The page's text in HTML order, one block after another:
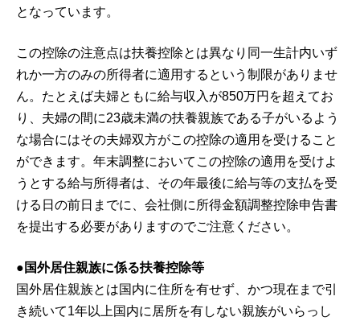
となっています。
この控除の注意点は扶養控除とは異なり同一生計内いず
れか一方のみの所得者に適用するという制限がありませ
ん。たとえば夫婦ともに給与収入が850万円を超えてお
り、夫婦の間に23歳未満の扶養親族である子がいるよう
な場合にはその夫婦双方がこの控除の適用を受けること
ができます。年末調整においてこの控除の適用を受けよ
うとする給与所得者は、その年最後に給与等の支払を受
ける日の前日までに、会社側に所得金額調整控除申告書
を提出する必要がありますのでご注意ください。
●国外居住親族に係る扶養控除等
国外居住親族とは国内に住所を有せず、かつ現在まで引
き続いて1年以上国内に居所を有しない親族がいらっし